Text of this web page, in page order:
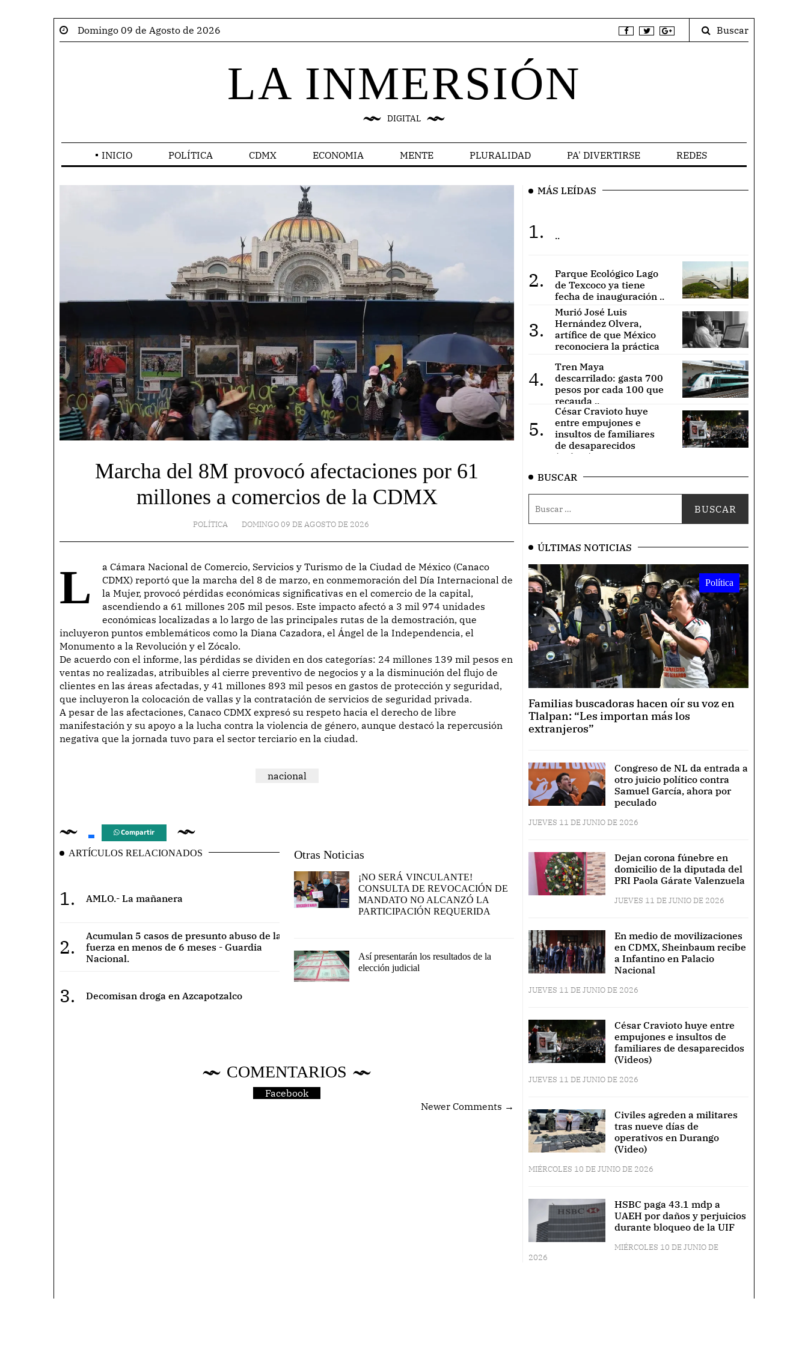
Domingo 09 de Agosto de 2026 Buscar
LA INMERSIÓN
DIGITAL
INICIO POLÍTICA CDMX ECONOMIA MENTE PLURALIDAD PA' DIVERTIRSE REDES
Marcha del 8M provocó afectaciones por 61
millones a comercios de la CDMX
POLÍTICA DOMINGO 09 DE AGOSTO DE 2026
La Cámara Nacional de Comercio, Servicios y Turismo de la Ciudad de México (Canaco
CDMX) reportó que la marcha del 8 de marzo, en conmemoración del Día Internacional de
la Mujer, provocó pérdidas económicas significativas en el comercio de la capital,
ascendiendo a 61 millones 205 mil pesos. Este impacto afectó a 3 mil 974 unidades
económicas localizadas a lo largo de las principales rutas de la demostración, que
incluyeron puntos emblemáticos como la Diana Cazadora, el Ángel de la Independencia, el
Monumento a la Revolución y el Zócalo.
De acuerdo con el informe, las pérdidas se dividen en dos categorías: 24 millones 139 mil pesos en
ventas no realizadas, atribuibles al cierre preventivo de negocios y a la disminución del flujo de
clientes en las áreas afectadas, y 41 millones 893 mil pesos en gastos de protección y seguridad,
que incluyeron la colocación de vallas y la contratación de servicios de seguridad privada.
A pesar de las afectaciones, Canaco CDMX expresó su respeto hacia el derecho de libre
manifestación y su apoyo a la lucha contra la violencia de género, aunque destacó la repercusión
negativa que la jornada tuvo para el sector terciario en la ciudad.
nacional
Compartir
ARTÍCULOS RELACIONADOS
1. AMLO.- La mañanera
2.
Acumulan 5 casos de presunto abuso de la
fuerza en menos de 6 meses - Guardia
Nacional.
3. Decomisan droga en Azcapotzalco
Otras Noticias
¡NO SERÁ VINCULANTE!
CONSULTA DE REVOCACIÓN DE
MANDATO NO ALCANZÓ LA
PARTICIPACIÓN REQUERIDA
Así presentarán los resultados de la
elección judicial
COMENTARIOS
Facebook
Newer Comments →
MÁS LEÍDAS
1. ..
2.
Parque Ecológico Lago
de Texcoco ya tiene
fecha de inauguración ..
3.
Murió José Luis
Hernández Olvera,
artífice de que México
reconociera la práctica
4.
Tren Maya
descarrilado: gasta 700
pesos por cada 100 que
recauda ..
5.
César Cravioto huye
entre empujones e
insultos de familiares
de desaparecidos
(Videos) ..
BUSCAR
ÚLTIMAS NOTICIAS
Política
Familias buscadoras hacen oír su voz en
Tlalpan: “Les importan más los
extranjeros”
Congreso de NL da entrada a
otro juicio político contra
Samuel García, ahora por
peculado
JUEVES 11 DE JUNIO DE 2026
Dejan corona fúnebre en
domicilio de la diputada del
PRI Paola Gárate Valenzuela
JUEVES 11 DE JUNIO DE 2026
En medio de movilizaciones
en CDMX, Sheinbaum recibe
a Infantino en Palacio
Nacional
JUEVES 11 DE JUNIO DE 2026
César Cravioto huye entre
empujones e insultos de
familiares de desaparecidos
(Videos)
JUEVES 11 DE JUNIO DE 2026
Civiles agreden a militares
tras nueve días de
operativos en Durango
(Video)
MIÉRCOLES 10 DE JUNIO DE 2026
HSBC paga 43.1 mdp a
UAEH por daños y perjuicios
durante bloqueo de la UIF
MIÉRCOLES 10 DE JUNIO DE
2026